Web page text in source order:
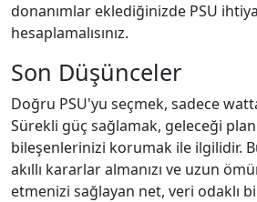
donanımlar eklediğinizde PSU
hesaplamalısınız.
Son Düşünceler
Doğru PSU'yu seçmek, sadece
Sürekli güç sağlamak, geleceği
bileşenlerinizi korumak ile ilgilidir.
akıllı kararlar almanızı ve uzun
etmenizi sağlayan net, veri odaklı